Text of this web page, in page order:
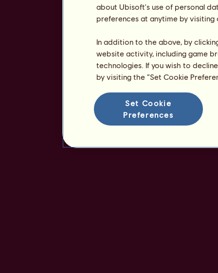
about Ubisoft's use of personal
preferences at anytime by
In addition to the above, by
website activity, including game
technologies. If you wish to
by visiting the “Set Cookie
Set Cookie
Preferences